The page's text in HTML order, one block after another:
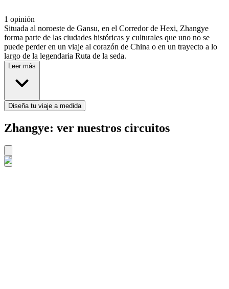
1 opinión
Situada al noroeste de Gansu, en el Corredor de Hexi, Zhangye
forma parte de las ciudades históricas y culturales que uno no se
puede perder en un viaje al corazón de China o en un trayecto a lo
largo de la legendaria Ruta de la seda.
Leer más
Diseña tu viaje a medida
Zhangye: ver nuestros circuitos